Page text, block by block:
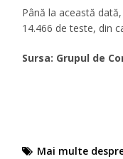
Până la această
14.466 de teste, din
Sursa: Grupul de
Mai multe